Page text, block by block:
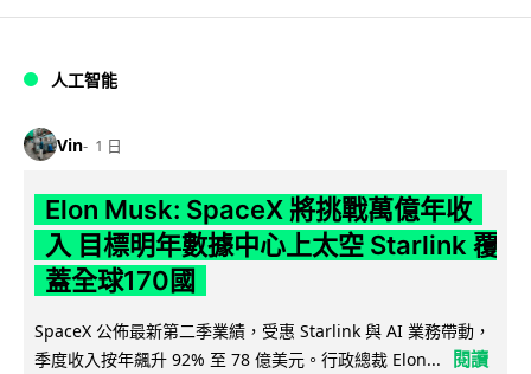
人工智能
Vin 1 日
Elon Musk: SpaceX 將挑戰萬億年收
入 目標明年數據中心上太空 Starlink 覆
蓋全球170國
SpaceX 公佈最新第二季業績，受惠 Starlink 與 AI 業務帶動，
季度收入按年飆升 92% 至 78 億美元。行政總裁 Elon...
閱讀